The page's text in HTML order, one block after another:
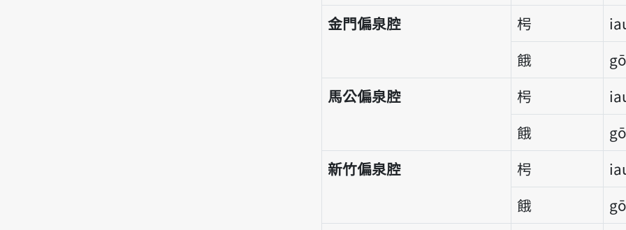
金門偏泉腔
枵
餓
gō
馬公偏泉腔
枵
餓
gō
新竹偏泉腔
枵
餓
gō